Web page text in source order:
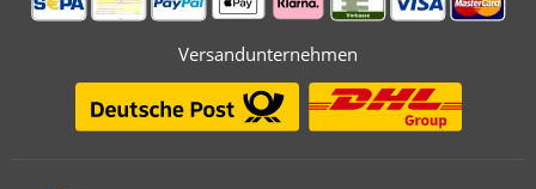
Versandunternehmen